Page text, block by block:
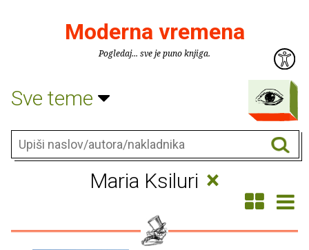
Moderna vremena
Pogledaj... sve je puno knjiga.
Sve teme
Maria Ksiluri ×